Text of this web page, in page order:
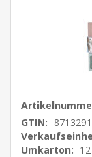
GTIN:
Umkarton: 12